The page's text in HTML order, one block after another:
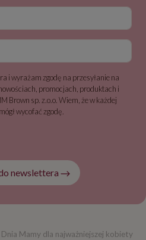
i wyrażam zgodę na przesyłanie na
promocjach, produktach i
Brown sp. z.o.o. Wiem, że w każdej
wycofać zgodę.
newslettera
Mamy dla najważniejszej kobiety